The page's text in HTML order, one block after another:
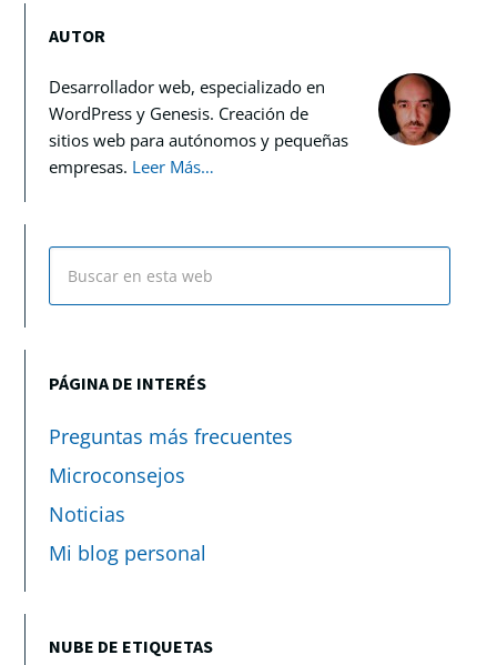
AUTOR
Desarrollador web, especializado en
WordPress y Genesis. Creación de
sitios web para autónomos y pequeñas
empresas. Leer Más…
PÁGINA DE INTERÉS
Preguntas más frecuentes
Microconsejos
Noticias
Mi blog personal
NUBE DE ETIQUETAS